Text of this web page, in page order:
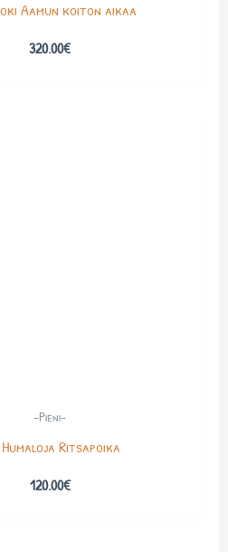
Aamun koiton aikaa
320.00€
-Pieni-
Ritsapoika
120.00€